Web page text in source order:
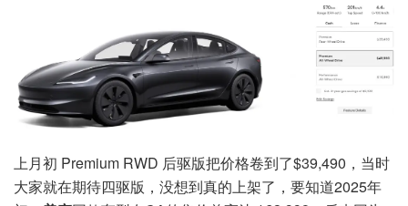
上月初 Premium RWD 后驱版把价格卷到了$39,490，当时
大家就在期待四驱版，没想到真的上架了，要知道2025年